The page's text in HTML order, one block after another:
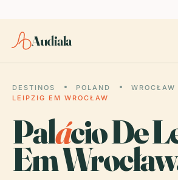
Audiala
DESTINOS POLAND WROCŁAW
LEIPZIG EM WROCŁAW
Palácio De
Em